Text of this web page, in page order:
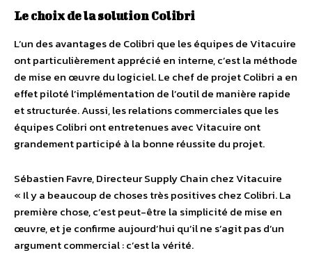
Le choix de la solution Colibri
L’un des avantages de Colibri que les équipes de Vitacuire
ont particulièrement apprécié en interne, c’est la méthode
de mise en œuvre du logiciel. Le chef de projet Colibri a en
effet piloté l’implémentation de l’outil de manière rapide
et structurée. Aussi, les relations commerciales que les
équipes Colibri ont entretenues avec Vitacuire ont
grandement participé à la bonne réussite du projet.
Sébastien Favre, Directeur Supply Chain chez Vitacuire
« Il y a beaucoup de choses très positives chez Colibri. La
première chose, c’est peut-être la simplicité de mise en
œuvre, et je confirme aujourd’hui qu’il ne s’agit pas d’un
argument commercial : c’est la vérité.